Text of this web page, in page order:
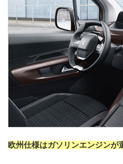
欧州仕様はガソリンエンジンが